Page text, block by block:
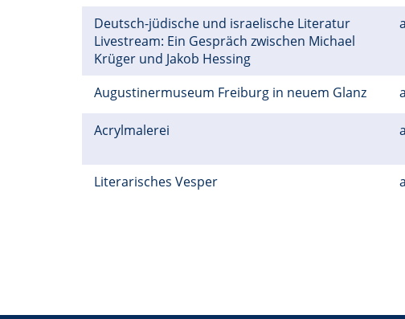
Deutsch-jüdische und israelische Literatur
Livestream: Ein Gespräch zwischen Michael
Krüger und Jakob Hessing
Augustinermuseum Freiburg in neuem Glanz
Acrylmalerei
Literarisches Vesper